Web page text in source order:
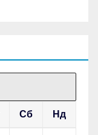
Сб Нд